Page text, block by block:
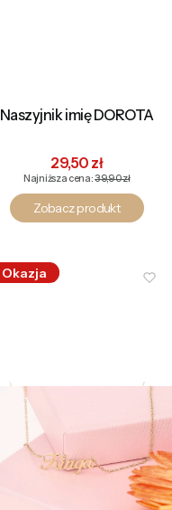
Naszyjnik imię DOROTA
Cena promocyjna
29,50 zł
Najniższa cena:39,90 zł
Zobacz produkt
Okazja